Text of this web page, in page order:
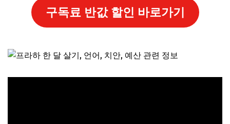
구독료 반값 할인 바로가기